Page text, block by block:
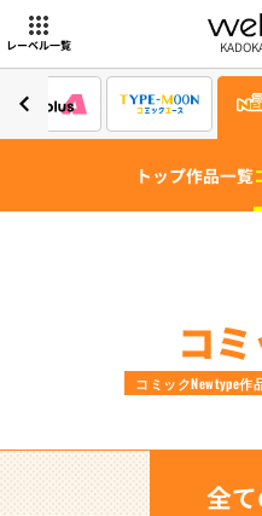
レーベル一覧
トップ作品一覧
コ
コミックNewtype作
全